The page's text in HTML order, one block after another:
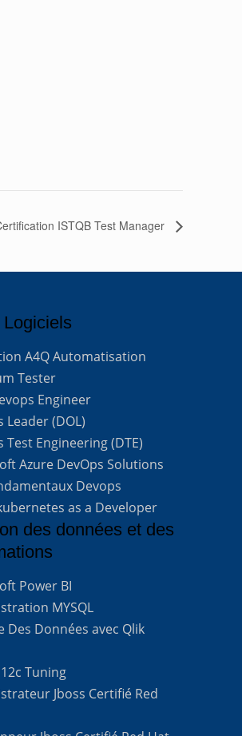
ISTQB Test Manager
Logiciels
A4Q Automatisation
Tester
Engineer
Leader (DOL)
Test Engineering (DTE)
Azure DevOps Solutions
Devops
as a Developer
des données et des
Power BI
MYSQL
Des Données avec Qlik
Tuning
Jboss Certifié Red